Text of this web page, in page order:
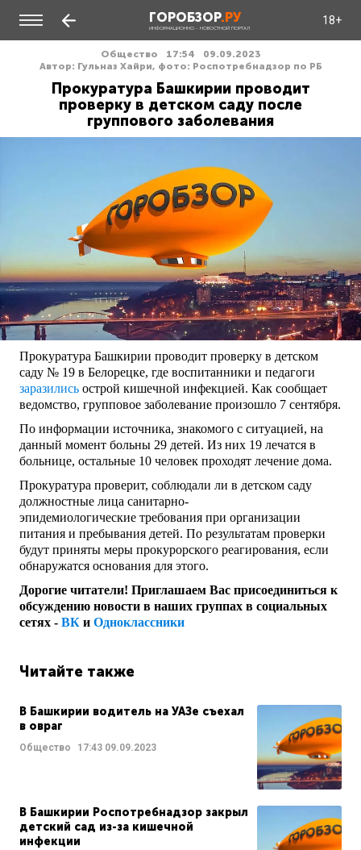
ГОРОБЗОР.РУ
ИНФОРМАЦИОННО - НОВОСТНОЙ ПОРТАЛ
18+
Общество 17:54
09.09.2023
Автор: Гульназ Хайри, фото: Роспотребнадзор по РБ
Прокуратура Башкирии проводит
проверку в детском саду после
группового заболевания
Прокуратура Башкирии проводит проверку в детском
саду № 19 в Белорецке, где воспитанники и педагоги
заразились острой кишечной инфекцией. Как сообщает
ведомство, групповое заболевание произошло 7 сентября.
По информации источника, знакомого с ситуацией, на
данный момент больны 29 детей. Из них 19 лечатся в
больнице, остальные 10 человек проходят лечение дома.
Прокуратура проверит, соблюдали ли в детском саду
должностные лица санитарно-
эпидемиологические требования при организации
питания и пребывания детей. По результатам проверки
будут приняты меры прокурорского реагирования, если
обнаружатся основания для этого.
Дорогие читатели! Приглашаем Вас присоединиться к
обсуждению новости в наших группах в социальных
сетях - ВК и Одноклассники
Читайте также
В Башкирии водитель на УАЗе съехал
в овраг
Общество 17:43 09.09.2023
В Башкирии Роспотребнадзор закрыл
детский сад из-за кишечной
инфекции